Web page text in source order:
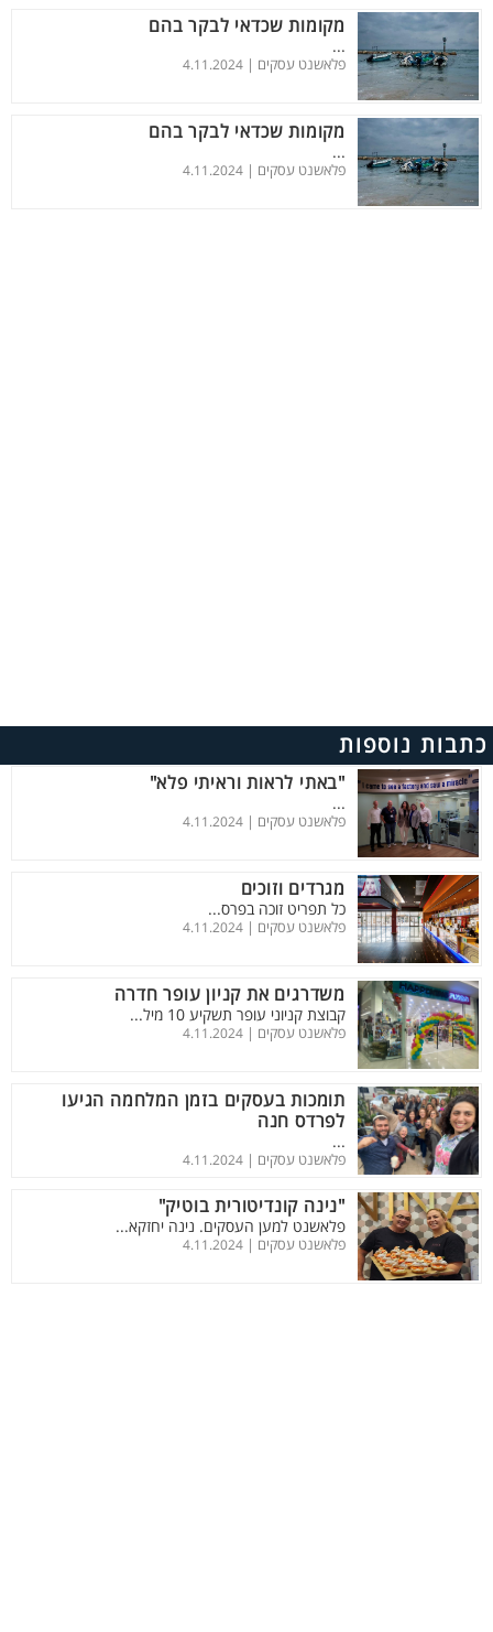
מקומות שכדאי לבקר בהם
...
פלאשנט עסקים | 4.11.2024
מקומות שכדאי לבקר בהם
...
פלאשנט עסקים | 4.11.2024
כתבות נוספות
"באתי לראות וראיתי פלא"
...
פלאשנט עסקים | 4.11.2024
מגרדים וזוכים
כל תפריט זוכה בפרס...
פלאשנט עסקים | 4.11.2024
משדרגים את קניון עופר חדרה
קבוצת קניוני עופר תשקיע 10 מיל...
פלאשנט עסקים | 4.11.2024
תומכות בעסקים בזמן המלחמה הגיעו
לפרדס חנה
...
פלאשנט עסקים | 4.11.2024
"נינה קונדיטורית בוטיק"
פלאשנט למען העסקים. נינה יחזקא...
פלאשנט עסקים | 4.11.2024